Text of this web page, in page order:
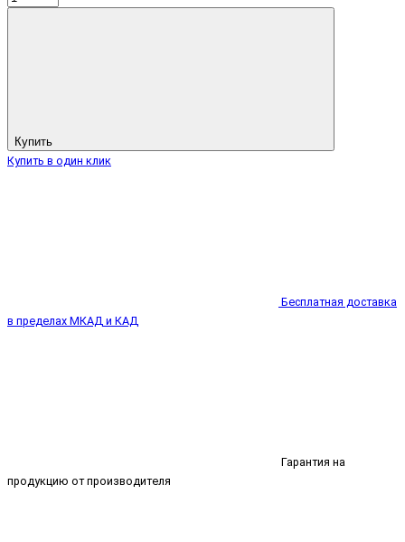
Купить
Купить в один клик
Бесплатная доставка
в пределах МКАД и КАД
Гарантия на
продукцию от производителя